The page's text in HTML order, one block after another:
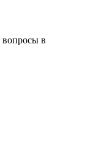
вопросы в